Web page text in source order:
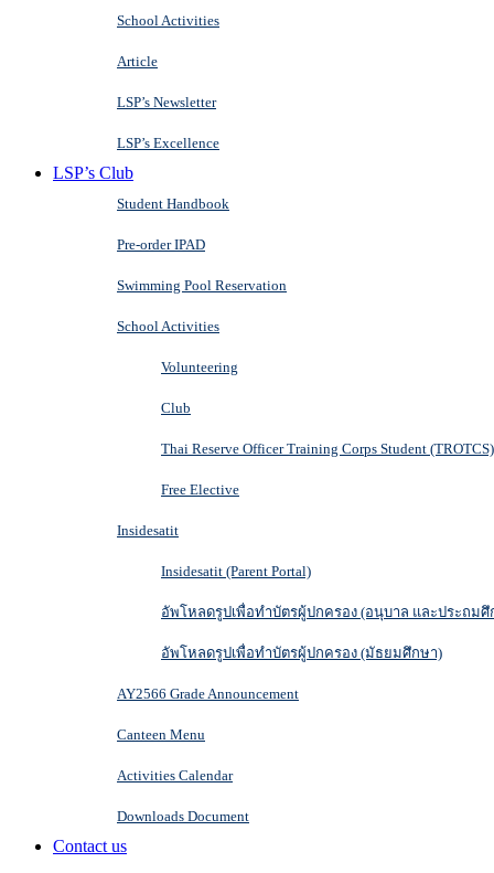
School Activities
Article
LSP’s Newsletter
LSP’s Excellence
LSP’s Club
Student Handbook
Pre-order IPAD
Swimming Pool Reservation
School Activities
Volunteering
Club
Thai Reserve Officer Training Corps Student (TROTCS)
Free Elective
Insidesatit
Insidesatit (Parent Portal)
อัพโหลดรูปเพื่อทำบัตรผู้ปกครอง (อนุบาล และประถมศึ
อัพโหลดรูปเพื่อทำบัตรผู้ปกครอง (มัธยมศึกษา)
AY2566 Grade Announcement
Canteen Menu
Activities Calendar
Downloads Document
Contact us